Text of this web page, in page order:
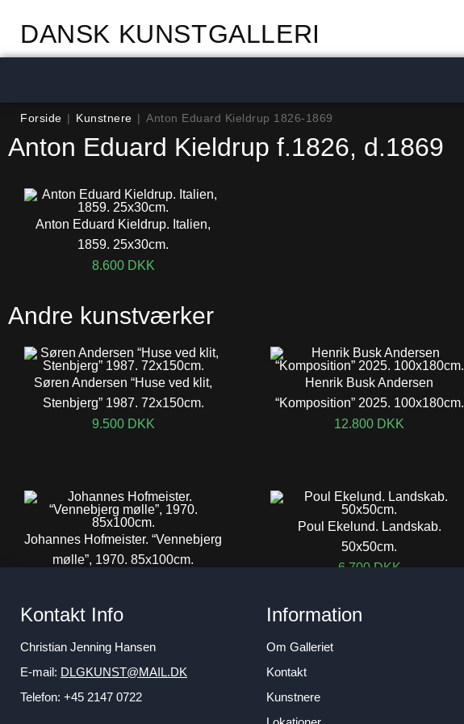
DANSK KUNSTGALLERI
Forside | Kunstnere | Anton Eduard Kieldrup 1826-1869
Anton Eduard Kieldrup f.1826, d.1869
Anton Eduard Kieldrup. Italien,
1859. 25x30cm.
8.600 DKK
Andre kunstværker
Søren Andersen “Huse ved klit,
Stenbjerg” 1987. 72x150cm.
9.500 DKK
Henrik Busk Andersen
“Komposition” 2025. 100x180cm.
12.800 DKK
Johannes Hofmeister. “Vennebjerg
mølle”, 1970. 85x100cm.
Poul Ekelund. Landskab.
50x50cm.
6.700DKK
Kontakt Info
Christian Jenning Hansen
E-mail: DLGKUNST@MAIL.DK
Telefon: +45 2147 0722
Information
Om Galleriet
Kontakt
Kunstnere